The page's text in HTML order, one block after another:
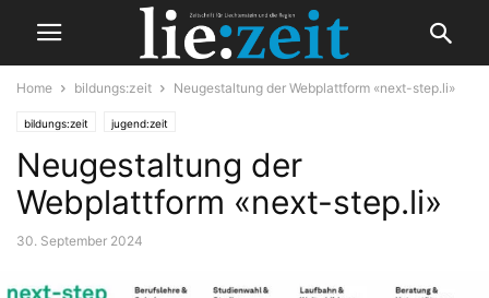
Home bildungs:zeit Neugestaltung der Webplattform «next-step.li»
bildungs:zeit jugend:zeit
Neugestaltung der
Webplattform «next-step.li»
30. September 2024